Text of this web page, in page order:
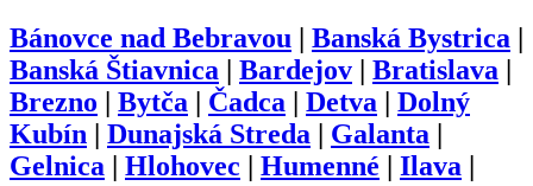
Bánovce nad Bebravou Banská Bystrica
Banská Štiavnica
Bardejov Bratislava
Brezno
Bytča Čadca Detva
Dolný
Kubín
Dunajská Streda Galanta
Gelnica
Hlohovec Humenné Ilava